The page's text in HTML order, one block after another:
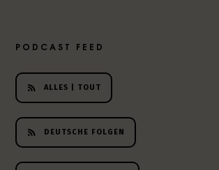
PODCAST FEED
ALLES | TOUT
DEUTSCHE FOLGEN